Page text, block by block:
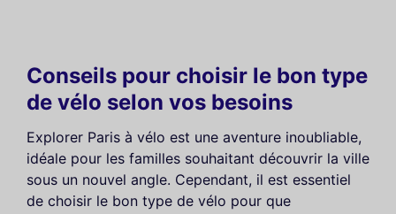
Conseils pour choisir le bon type
de vélo selon vos besoins
Explorer Paris à vélo est une aventure inoubliable,
idéale pour les familles souhaitant découvrir la ville
sous un nouvel angle. Cependant, il est essentiel
de choisir le bon type de vélo pour que